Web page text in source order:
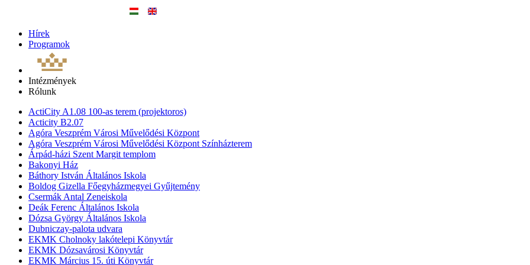
Hírek
Programok
Intézmények
Rólunk
ActiCity A1.08 100-as terem (projektoros)
Acticity B2.07
Agóra Veszprém Városi Művelődési Központ
Agóra Veszprém Városi Művelődési Központ Színházterem
Árpád-házi Szent Margit templom
Bakonyi Ház
Báthory István Általános Iskola
Boldog Gizella Főegyházmegyei Gyűjtemény
Csermák Antal Zeneiskola
Deák Ferenc Általános Iskola
Dózsa György Általános Iskola
Dubniczay-palota udvara
EKMK Cholnoky lakótelepi Könyvtár
EKMK Dózsavárosi Könyvtár
EKMK Március 15. úti Könyvtár